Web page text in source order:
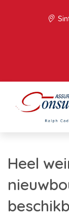
Heel